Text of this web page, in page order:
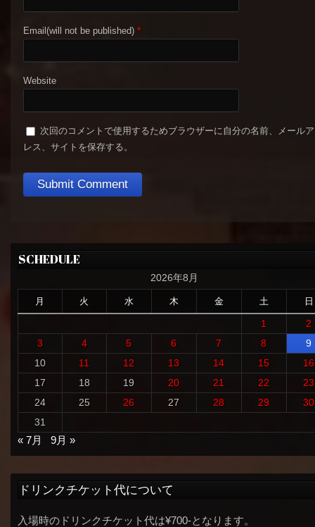
Email(will not be published) *
Website
次回のコメントで使用するためブラウザーに自分の名前、メール
レス、サイトを保存する。
SCHEDULE
2026年8月
月 火 水 木 金 土 日
1
2
3
4 5 6 7 8
9
10
11 12 13 14 15
16
17
18 19 20 21 22
23
24
25 26 27 28 29
30
31
« 7月
9月 »
ドリンクチケット代について
入場時のドリンクチケット代は¥700-となります。